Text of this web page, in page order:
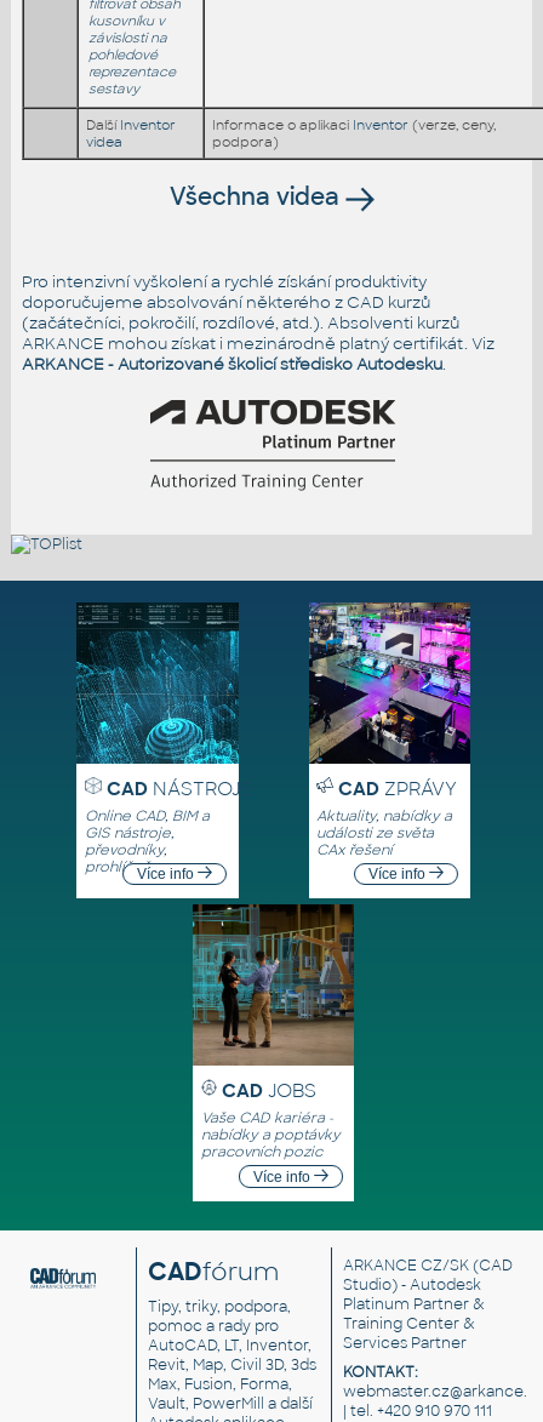
kusovníku v
závislosti na
pohledové
reprezentace
sestavy
Další Inventor
videa
Informace o aplikaci Inventor (verze, ceny,
podpora)
Všechna videa
Pro intenzivní vyškolení a rychlé získání produktivity
doporučujeme absolvování některého z CAD kurzů
(začátečníci, pokročilí, rozdílové, atd.). Absolventi kurzů
ARKANCE mohou získat i mezinárodně platný certifikát. Viz
ARKANCE - Autorizované školicí středisko Autodesku.
CADNÁSTROJE
Online CAD, BIM a
GIS nástroje,
převodníky,
prohlížečeVíce info
CADZPRÁVY
Aktuality, nabídky a
události ze světa
CAx řešení
Více info
CAD JOBS
Vaše CAD kariéra -
nabídky a poptávky
pracovních pozic
Více info
CADfórum
Tipy, triky, podpora,
pomoc a rady pro
AutoCAD, LT, Inventor,
Revit, Map, Civil 3D, 3ds
Max, Fusion, Forma,
Vault, PowerMill a další
ARKANCE CZ/SK(CAD
Studio) - Autodesk
Platinum Partner &
Training Center &
Services Partner
KONTAKT:
| tel. +420 910 970 111